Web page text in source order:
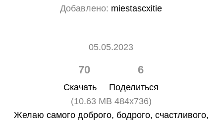
Добавлено: miestascxitie
05.05.2023
70 6
Скачать
Поделиться
(10.63 MB 484x736)
Желаю самого доброго, бодрого, счастливого,